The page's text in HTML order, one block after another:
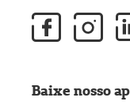
Baixe nosso